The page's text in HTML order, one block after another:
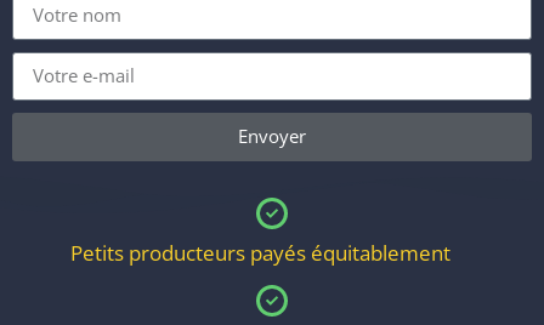
Envoyer
Petits producteurs payés équitablement